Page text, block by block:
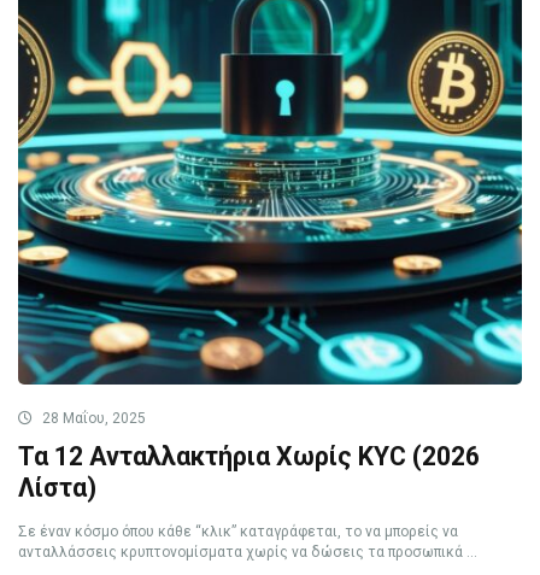
28 Μαΐου, 2025
Τα 12 Ανταλλακτήρια Χωρίς KYC (2026
Λίστα)
Σε έναν κόσμο όπου κάθε “κλικ” καταγράφεται, το να μπορείς να
ανταλλάσσεις κρυπτονομίσματα χωρίς να δώσεις τα προσωπικά ...